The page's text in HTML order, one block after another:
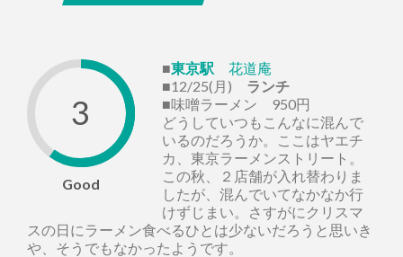
3
Good
■東京駅
花道庵
■12/25(月) ランチ
■味噌ラーメン 950円
どうしていつもこんなに混んで
いるのだろうか。ここはヤエチ
カ、東京ラーメンストリート。
この秋、２店舗が入れ替わりま
したが、混んでいてなかなか行
けずじまい。さすがにクリスマ
スの日にラーメン食べるひとは少ないだろうと思いき
や、そうでもなかったようです。